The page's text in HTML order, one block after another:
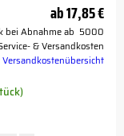
ab17,85 €
bei Abnahme ab 5000
& Versandkosten
Versandkostenübersicht